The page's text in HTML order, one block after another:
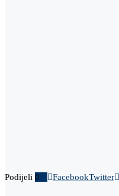
Podijeli 0 FacebookTwitter